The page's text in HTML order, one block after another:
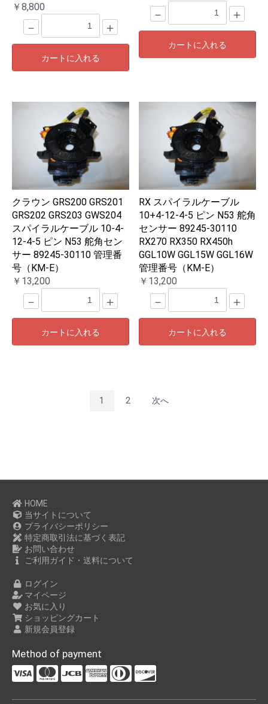
￥8,800
－ ＋
カートに入れる
－ ＋
カートに入れる
クラウン GRS200 GRS201
GRS202 GRS203 GWS204
スパイラルケーブル 10-4-
12-4-5 ピン N53 舵角セン
サー 89245-30110 管理番
号（KM-E）
￥13,200
－ ＋
カートに入れる
RX スパイラルケーブル
10+4-12-4-5 ピン N53 舵角
センサー 89245-30110
RX270 RX350 RX450h
GGL10W GGL15W GGL16W
管理番号（KM-E）
￥13,200
－ ＋
カートに入れる
1 2 次へ
HOME
当サイトについて
プライバシーポリシー
特定商取引法に基づく表記
お問い合わせ
ご利用ガイド・送料について
ログイン
マイページ
お気に入り
ショッピングカート
新規会員登録
Method of payment